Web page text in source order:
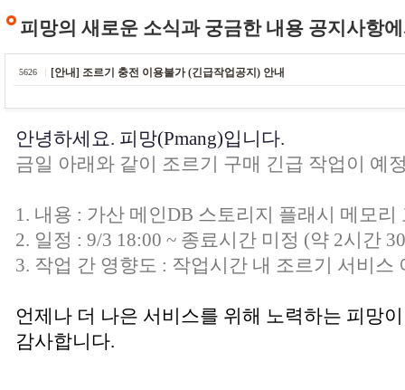
피망의 새로운 소식과 궁금한 내용 공지사항
5626 [안내] 조르기 충전 이용불가 (긴급작업공지) 안내
안녕하세요. 피망(Pmang)입니다.
금일 아래와 같이 조르기 구매 긴급 작업이 예
1. 내용 : 가산 메인DB 스토리지 플래시 메모
2. 일정 : 9/3 18:00 ~ 종료시간 미정 (약 2시간
3. 작업 간 영향도 : 작업시간 내 조르기 서비스
언제나 더 나은 서비스를 위해 노력하는 피망
감사합니다.